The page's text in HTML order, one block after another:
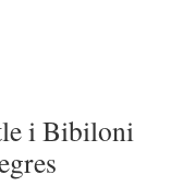
i Bibiloni